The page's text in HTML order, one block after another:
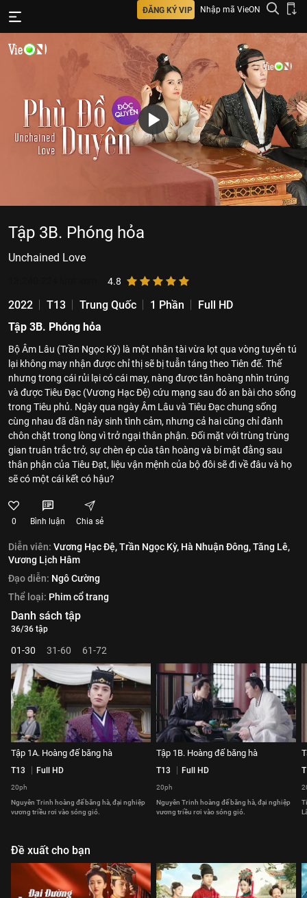
ĐĂNG KÝ VIP Nhập mã VieON
Tập 3B. Phóng hỏa
Unchained Love
4.8
2022 T13 Trung Quốc 1 Phần
Full HD
Tập 3B. Phóng hỏa
Bộ Âm Lâu (Trần Ngọc Kỳ) là một nhân tài vừa lọt qua vòng tuyển tú
lại không may nhận được chỉ thị sẽ bị tuẫn táng theo Tiên đế. Thế
nhưng trong cái rủi lại có cái may, nàng được tân hoàng nhìn trúng
và được Tiêu Đạc (Vương Hạc Đệ) cứu mạng sau đó an bài cho sống
trong Tiêu phủ. Ngày qua ngày Âm Lâu và Tiêu Đạc chung sống
cùng nhau đã dần nảy sinh tình cảm, nhưng cả hai cũng chỉ đành
chôn chặt trong lòng vì trở ngại thân phận. Đối mặt với trùng trùng
gian truân trắc trở, sự chèn ép của tân hoàng và bí mật đằng sau
thân phận của Tiêu Đạt, liệu vận mệnh của bộ đôi sẽ đi về đâu và họ
sẽ có một cái kết có hậu?
0 Bình luận Chia sẻ
Diễn viên: Vương Hạc Đệ,Trần Ngọc Kỳ, Hà Nhuận Đông,Tăng Lê,
Vương Lịch Hâm
Đạo diễn: Ngô Cường
Thể loại: Phim cổ trang
Danh sách tập
36/36 tập
01-30 31-60 61-72
Tập 1A. Hoàng đế băng hà
T13 Full HD
20ph
Nguyên Trinh hoàng đế băng hà, đại nghiệp
vương triều rơi vào sóng gió.
Tập 1B. Hoàng đế băng hà
T13 Full HD
20ph
Nguyên Trinh hoàng đế băng hà, đại nghiệp
vương triều rơi vào sóng gió.
Đề xuất cho bạn